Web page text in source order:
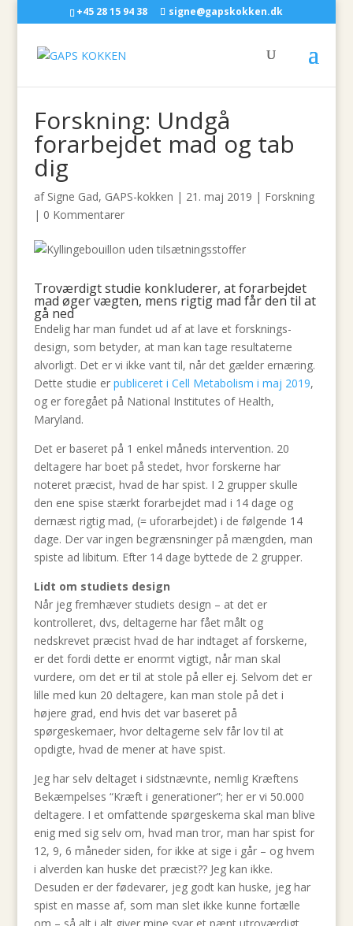
+45 28 15 94 38 signe@gapskokken.dk
Forskning: Undgå
forarbejdet mad og tab
dig
af Signe Gad, GAPS-kokken | 21. maj 2019 | Forskning
| 0 Kommentarer
Troværdigt studie konkluderer, at forarbejdet
mad øger vægten, mens rigtig mad får den til at
gå ned
Endelig har man fundet ud af at lave et forsknings-
design, som betyder, at man kan tage resultaterne
alvorligt. Det er vi ikke vant til, når det gælder ernæring.
Dette studie er publiceret i Cell Metabolism i maj 2019,
og er foregået på National Institutes of Health,
Maryland.
Det er baseret på 1 enkel måneds intervention. 20
deltagere har boet på stedet, hvor forskerne har
noteret præcist, hvad de har spist. I 2 grupper skulle
den ene spise stærkt forarbejdet mad i 14 dage og
dernæst rigtig mad, (= uforarbejdet) i de følgende 14
dage. Der var ingen begrænsninger på mængden, man
spiste ad libitum. Efter 14 dage byttede de 2 grupper.
Lidt om studiets design
Når jeg fremhæver studiets design – at det er
kontrolleret, dvs, deltagerne har fået målt og
nedskrevet præcist hvad de har indtaget af forskerne,
er det fordi dette er enormt vigtigt, når man skal
vurdere, om det er til at stole på eller ej. Selvom det er
lille med kun 20 deltagere, kan man stole på det i
højere grad, end hvis det var baseret på
spørgeskemaer, hvor deltagerne selv får lov til at
opdigte, hvad de mener at have spist.
Jeg har selv deltaget i sidstnævnte, nemlig Kræftens
Bekæmpelses “Kræft i generationer”; her er vi 50.000
deltagere. I et omfattende spørgeskema skal man blive
enig med sig selv om, hvad man tror, man har spist for
12, 9, 6 måneder siden, for ikke at sige i går – og hvem
i alverden kan huske det præcist?? Jeg kan ikke.
Desuden er der fødevarer, jeg godt kan huske, jeg har
spist en masse af, som man slet ikke kunne fortælle